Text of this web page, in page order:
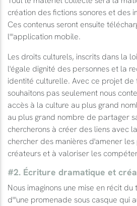
création des fictions sonores et des
Ces contenus seront ensuite
l"'application mobile.
Les droits culturels, inscrits dans la
l'égale dignité des personnes et la
identité culturelle. Avec ce projet de
souhaitons pas seulement nous
accès à la culture au plus grand
au plus grand nombre de partager
chercherons à créer des liens avec
chercher des manières d'amener
créateurs et à valoriser les
#2. Écriture dramatique et
Nous imaginons une mise en récit
d"'une promenade sous casque qui